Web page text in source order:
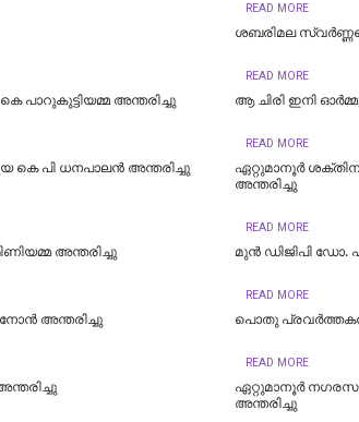
READ MORE
ശബരിമല
READ MORE
പാറുകുട്ടിയമ്മ അന്തരിച്ചു ആ ചിരി ഇനി
READ MORE
പി ധനപാലന്‍ അന്തരിച്ചു
ഏറ്റുമാനൂർ
അന്തരിച്ചു
READ MORE
അന്തരിച്ചു മുന്‍ ഡിജിപി ഡോ.
READ MORE
അന്തരിച്ചു പൊതു പ്രവര്‍ത്തകന്‍
READ MORE
ഏറ്റുമാനൂർ
അന്തരിച്ചു